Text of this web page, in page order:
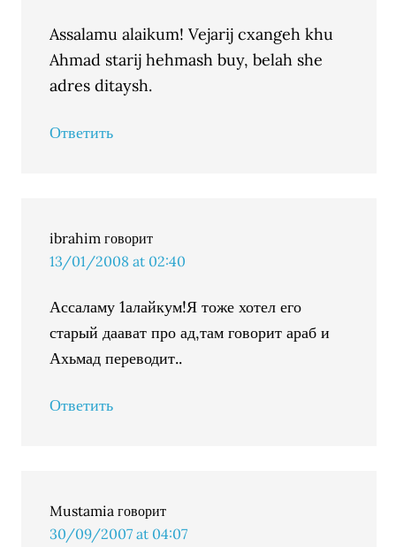
Assalamu alaikum! Vejarij cxangeh khu
Ahmad starij hehmash buy, belah she
adres ditaysh.
Ответить
ibrahim говорит
13/01/2008 at 02:40
Ассаламу 1алайкум!Я тоже хотел его
старый даават про ад,там говорит араб и
Ахьмад переводит..
Ответить
Mustamia говорит
30/09/2007 at 04:07